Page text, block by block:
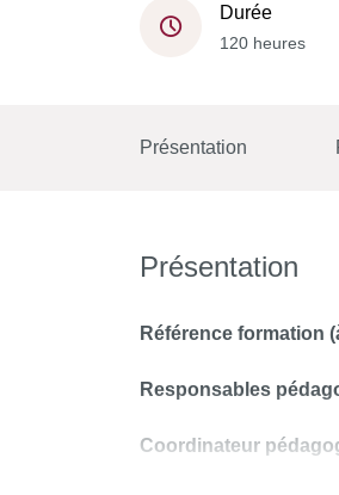
Durée
120 heures
Présentation
Présentation
Référence formation
Responsables
Coordinateur